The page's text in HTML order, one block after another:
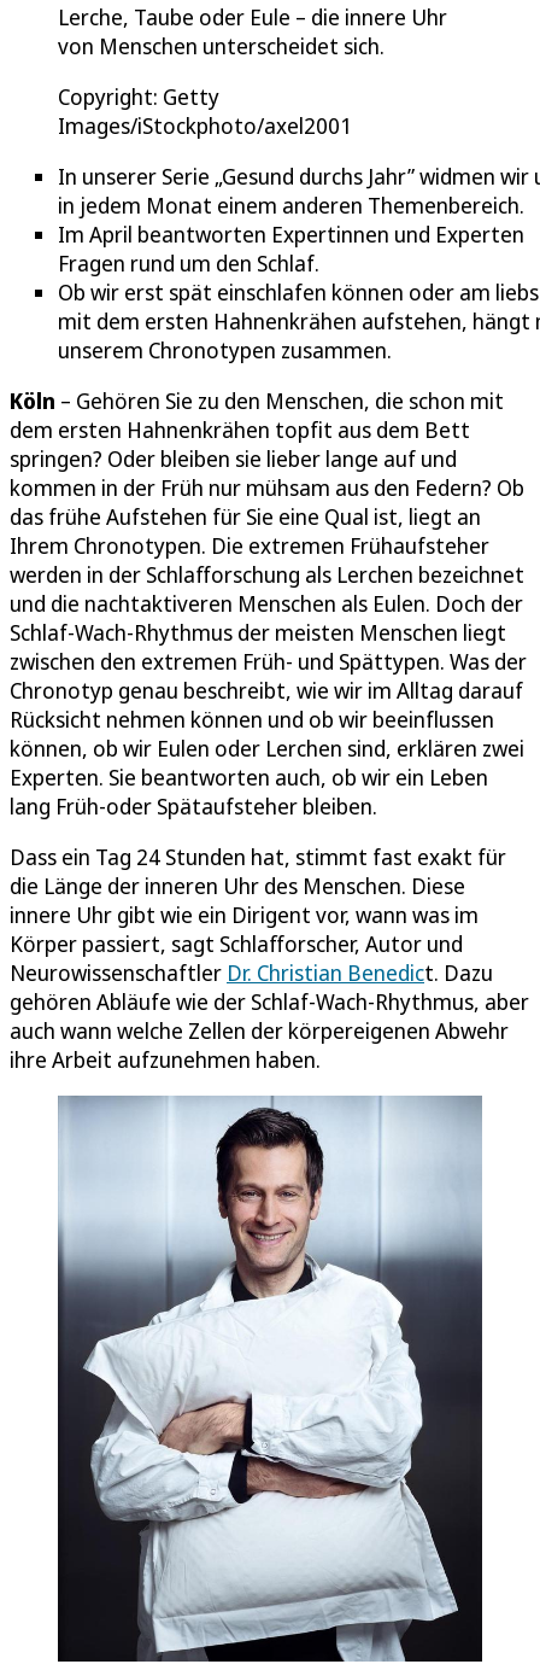
Lerche, Taube oder Eule – die innere Uhr
von Menschen unterscheidet sich.
Copyright: Getty
Images/iStockphoto/axel2001
In unserer Serie „Gesund durchs Jahr” widmen wir
in jedem Monat einem anderen Themenbereich.
Im April beantworten Expertinnen und Experten
Fragen rund um den Schlaf.
Ob wir erst spät einschlafen können oder am
mit dem ersten Hahnenkrähen aufstehen, hängt
unserem Chronotypen zusammen.
Köln – Gehören Sie zu den Menschen, die schon mit
dem ersten Hahnenkrähen topfit aus dem Bett
springen? Oder bleiben sie lieber lange auf und
kommen in der Früh nur mühsam aus den Federn? Ob
das frühe Aufstehen für Sie eine Qual ist, liegt an
Ihrem Chronotypen. Die extremen Frühaufsteher
werden in der Schlafforschung als Lerchen bezeichnet
und die nachtaktiveren Menschen als Eulen. Doch der
Schlaf-Wach-Rhythmus der meisten Menschen liegt
zwischen den extremen Früh- und Spättypen. Was der
Chronotyp genau beschreibt, wie wir im Alltag darauf
Rücksicht nehmen können und ob wir beeinflussen
können, ob wir Eulen oder Lerchen sind, erklären zwei
Experten. Sie beantworten auch, ob wir ein Leben
lang Früh-oder Spätaufsteher bleiben.
Dass ein Tag 24 Stunden hat, stimmt fast exakt für
die Länge der inneren Uhr des Menschen. Diese
innere Uhr gibt wie ein Dirigent vor, wann was im
Körper passiert, sagt Schlafforscher, Autor und
Neurowissenschaftler Dr. Christian Benedict. Dazu
gehören Abläufe wie der Schlaf-Wach-Rhythmus, aber
auch wann welche Zellen der körpereigenen Abwehr
ihre Arbeit aufzunehmen haben.